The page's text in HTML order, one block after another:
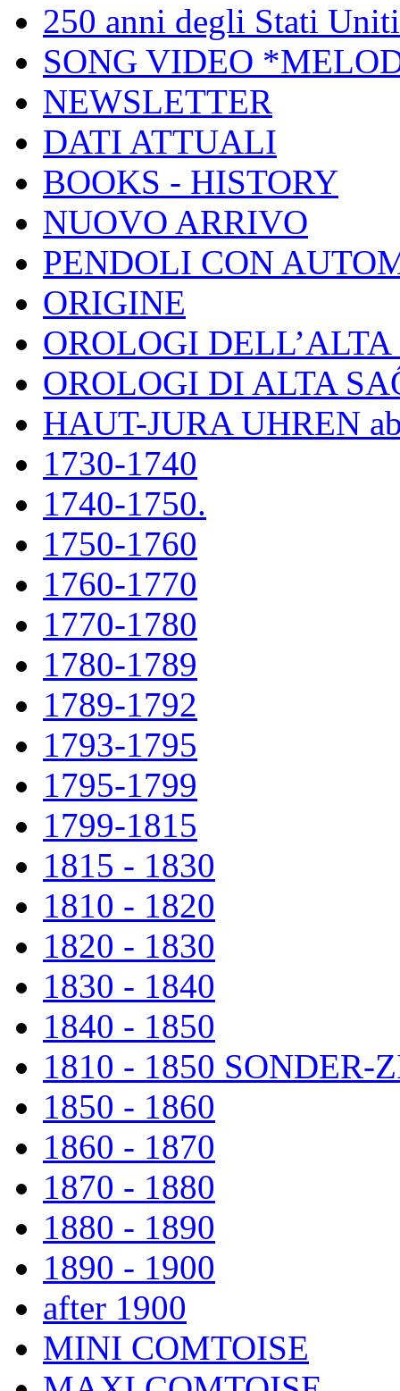
250 anni degli Stati
SONG VIDEO
NEWSLETTER
DATI ATTUALI
BOOKS - HISTORY
NUOVO ARRIVO
PENDOLI CON
ORIGINE
OROLOGI
OROLOGI DI ALTA
HAUT-JURA UHREN
1730-1740
1740-1750.
1750-1760
1760-1770
1770-1780
1780-1789
1789-1792
1793-1795
1795-1799
1799-1815
1815 - 1830
1810 - 1820
1820 - 1830
1830 - 1840
1840 - 1850
1810 - 1850 SONDER-
1850 - 1860
1860 - 1870
1870 - 1880
1880 - 1890
1890 - 1900
after 1900
MINI COMTOISE